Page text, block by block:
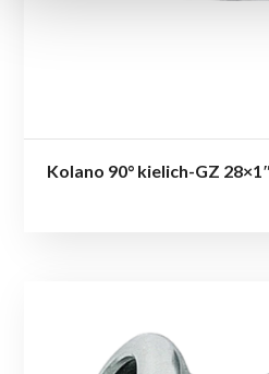
Kolano 90° kielich-GZ